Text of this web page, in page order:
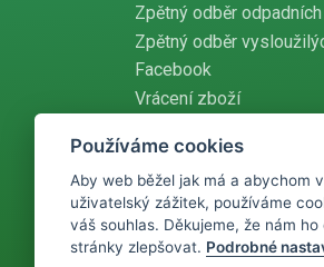
Zpětný odběr
Zpětný odběr
Facebook
Vrácení zboží
Podle zákona o evidenci
povinen zaevidovat přijatou
pak nejpozději do 48 hodin.
Používáme cookies
Aby web běžel jak má a abychom
uživatelský zážitek, používáme
váš souhlas. Děkujeme, že nám
stránky zlepšovat. Podrobné